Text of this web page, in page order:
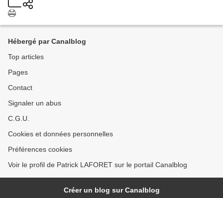
Hébergé par Canalblog
Top articles
Pages
Contact
Signaler un abus
C.G.U.
Cookies et données personnelles
Préférences cookies
Voir le profil de Patrick LAFORET sur le portail Canalblog
Créer un blog sur Canalblog